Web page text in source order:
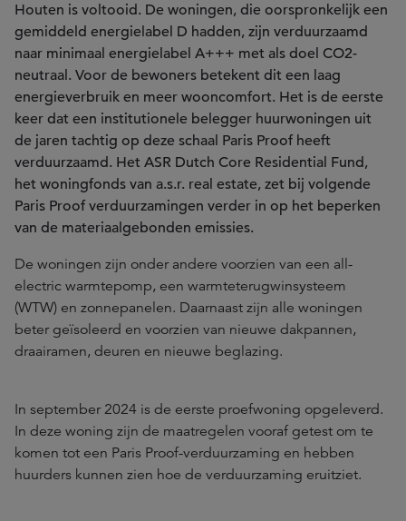
Houten is voltooid. De woningen, die oorspronkelijk een
gemiddeld energielabel D hadden, zijn verduurzaamd
naar minimaal energielabel A+++ met als doel CO2-
neutraal. Voor de bewoners betekent dit een laag
energieverbruik en meer wooncomfort. Het is de eerste
keer dat een institutionele belegger huurwoningen uit
de jaren tachtig op deze schaal Paris Proof heeft
verduurzaamd. Het ASR Dutch Core Residential Fund,
het woningfonds van a.s.r. real estate, zet bij volgende
Paris Proof verduurzamingen verder in op het beperken
van de materiaalgebonden emissies.
De woningen zijn onder andere voorzien van een all-
electric warmtepomp, een warmteterugwinsysteem
(WTW) en zonnepanelen. Daarnaast zijn alle woningen
beter geïsoleerd en voorzien van nieuwe dakpannen,
draairamen, deuren en nieuwe beglazing.
In september 2024 is de eerste proefwoning opgeleverd.
In deze woning zijn de maatregelen vooraf getest om te
komen tot een Paris Proof-verduurzaming en hebben
huurders kunnen zien hoe de verduurzaming eruitziet.